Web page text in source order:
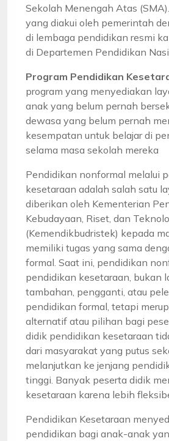
Sekolah Menengah Atas
yang diakui oleh pemerintah
di lembaga pendidikan resmi
di Departemen Pendidikan
Program Pendidikan
program yang menyediakan
anak yang belum pernah
dewasa yang belum pernah
kesempatan untuk belajar di
selama masa sekolah mereka
Pendidikan nonformal melalui
kesetaraan adalah salah satu
diberikan oleh Kementerian
Kebudayaan, Riset, dan
(Kemendikbudristek) kepada
memiliki tugas yang sama
formal. Saat ini, pendidikan
pendidikan kesetaraan, bukan
tambahan, pengganti, atau
pendidikan formal, tetapi
alternatif atau pilihan bagi
didik pendidikan kesetaraan
dari masyarakat yang putus
melanjutkan ke jenjang
tinggi. Banyak peserta didik
kesetaraan karena lebih
Pendidikan Kesetaraan
pendidikan bagi anak-anak